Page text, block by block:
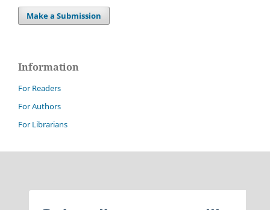
Make a Submission
Information
For Readers
For Authors
For Librarians